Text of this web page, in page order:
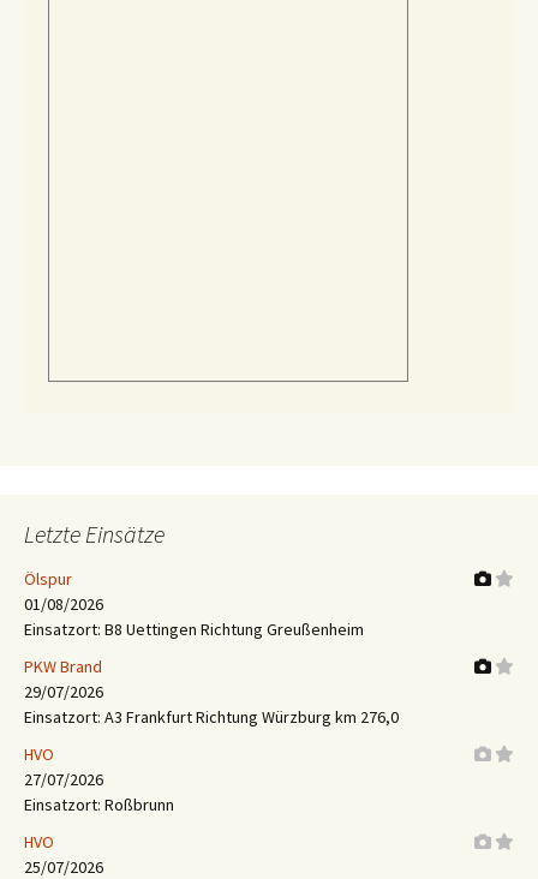
Letzte Einsätze
Ölspur
01/08/2026
Einsatzort: B8 Uettingen Richtung Greußenheim
PKW Brand
29/07/2026
Einsatzort: A3 Frankfurt Richtung Würzburg km 276,0
HVO
27/07/2026
Einsatzort: Roßbrunn
HVO
25/07/2026